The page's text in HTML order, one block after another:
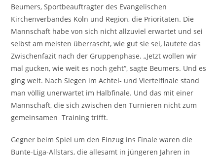
Beumers, Sportbeauftragter des Evangelischen
Kirchenverbandes Köln und Region, die Prioritäten. Die
Mannschaft habe von sich nicht allzuviel erwartet und sei
selbst am meisten überrascht, wie gut sie sei, lautete das
Zwischenfazit nach der Gruppenphase. „Jetzt wollen wir
mal gucken, wie weit es noch geht“, sagte Beumers. Und es
ging weit. Nach Siegen im Achtel- und Viertelfinale stand
man völlig unerwartet im Halbfinale. Und das mit einer
Mannschaft, die sich zwischen den Turnieren nicht zum
gemeinsamen Training trifft.
Gegner beim Spiel um den Einzug ins Finale waren die
Bunte-Liga-Allstars, die allesamt in jüngeren Jahren in